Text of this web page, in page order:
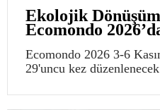
Ekolojik
Ecomondo
Ecomondo 2026 3-6
29'uncu kez düzenlenecek